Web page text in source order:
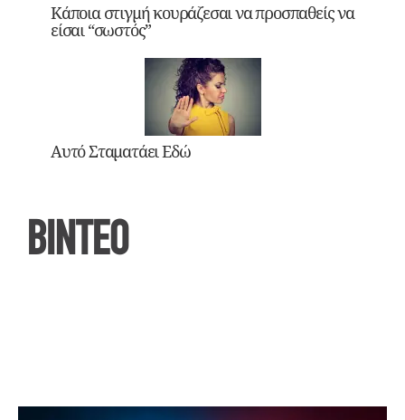
Κάποια στιγμή κουράζεσαι να προσπαθείς να
είσαι “σωστός”
Αυτό Σταματάει Εδώ
ΒΙΝΤΕΟ